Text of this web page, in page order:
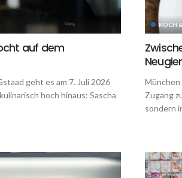
auf dem
geht es am 7. Juli 2026
hoch hinaus: Sascha
KOCH
Neugier
München
Zugang
sondern